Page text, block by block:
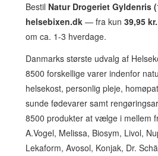
Bestil Natur Drogeriet Gyldenris
helsebixen.dk — fra kun 39,95 kr.
om ca. 1-3 hverdage.
Danmarks største udvalg af
8500 forskellige varer indenfor
helsekost, personlig pleje,
sunde fødevarer samt
8500 produkter at vælge i mellem
A.Vogel, Melissa, Biosym, Livol,
Lekaform, Avosol, Konjak, Dr.